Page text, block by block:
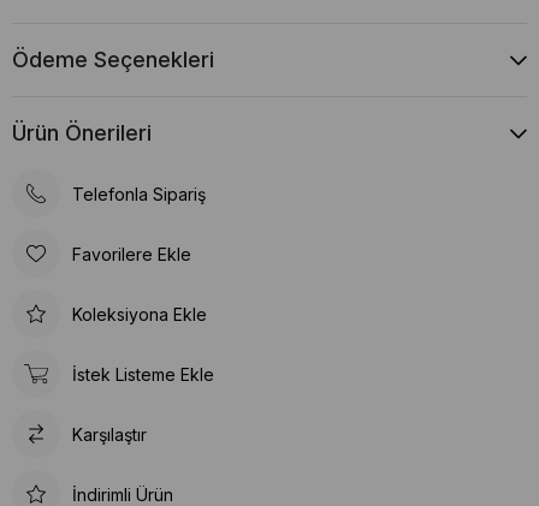
Ödeme Seçenekleri
Ürün Önerileri
Telefonla Sipariş
Favorilere Ekle
Koleksiyona Ekle
İstek Listeme Ekle
Karşılaştır
İndirimli Ürün